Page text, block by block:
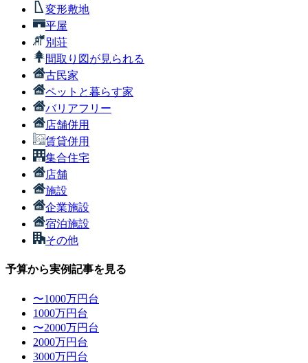
変形敷地
平屋
別荘
間取り図が見られる
古民家
ペットと暮らす家
バリアフリー
店舗併用
賃貸併用
集合住宅
店舗
施設
企業施設
宿泊施設
その他
予算から実例記事を見る
〜1000万円台
1000万円台
〜2000万円台
2000万円台
3000万円台